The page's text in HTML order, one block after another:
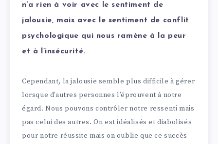
n’a rien à voir avec le sentiment de
jalousie, mais avec le sentiment de conflit
psychologique qui nous ramène à la peur
et à l’insécurité.
Cependant, la jalousie semble plus difficile à gérer
lorsque d’autres personnes l’éprouvent à notre
égard. Nous pouvons contrôler notre ressenti mais
pas celui des autres. On est idéalisés et diabolisés
pour notre réussite mais on oublie que ce succès